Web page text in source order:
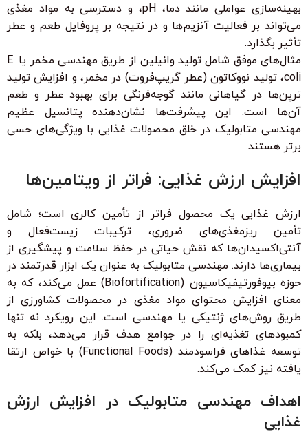
بهینه‌سازی عواملی مانند دما، pH، و دسترسی به مواد مغذی
می‌تواند بر فعالیت آنزیم‌ها و در نتیجه بر پروفایل طعم و عطر
تأثیر بگذارد.
مثال‌های موفق شامل تولید وانیلین از طریق مهندسی مخمر یا E.
coli، تولید نووکاتون (عطر گریپ‌فروت) در مخمر، و افزایش تولید
ترپن‌ها در گیاهانی مانند گوجه‌فرنگی برای بهبود عطر و طعم
آن‌ها است. این پیشرفت‌ها نشان‌دهنده پتانسیل عظیم
مهندسی متابولیک در خلق محصولات غذایی با ویژگی‌های حسی
برتر هستند.
افزایش ارزش غذایی: فراتر از ویتامین‌ها
ارزش غذایی یک محصول فراتر از تأمین کالری است؛ شامل
تأمین ریزمغذی‌های ضروری، ترکیبات زیست‌فعال و
آنتی‌اکسیدان‌ها که نقش حیاتی در حفظ سلامت و پیشگیری از
بیماری‌ها دارند. مهندسی متابولیک به عنوان یک ابزار قدرتمند در
حوزه بیوفورتیفیکاسیون (Biofortification) عمل می‌کند، که به
معنای افزایش محتوای مواد مغذی در محصولات کشاورزی از
طریق روش‌های ژنتیکی یا مهندسی است. این رویکرد نه تنها
کمبودهای تغذیه‌ای را در جوامع هدف قرار می‌دهد، بلکه به
توسعه غذاهای فراسودمند (Functional Foods) با خواص ارتقا
یافته نیز کمک می‌کند.
اهداف مهندسی متابولیک در افزایش ارزش
غذایی